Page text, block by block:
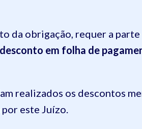
da obrigação, requer a parte
desconto em folha de
realizados os descontos
este Juízo.